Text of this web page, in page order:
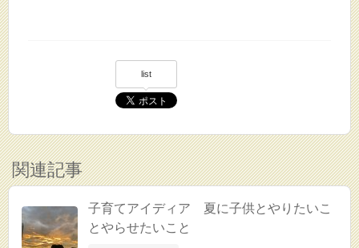
list
関連記事
子育てアイディア 夏に子供とやりたいこ
とやらせたいこと